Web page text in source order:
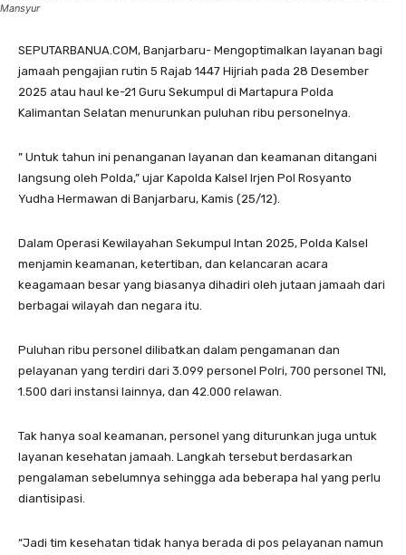
Mansyur
SEPUTARBANUA.COM, Banjarbaru- Mengoptimalkan layanan bagi
jamaah pengajian rutin 5 Rajab 1447 Hijriah pada 28 Desember
2025 atau haul ke-21 Guru Sekumpul di Martapura Polda
Kalimantan Selatan menurunkan puluhan ribu personelnya.
” Untuk tahun ini penanganan layanan dan keamanan ditangani
langsung oleh Polda,” ujar Kapolda Kalsel Irjen Pol Rosyanto
Yudha Hermawan di Banjarbaru, Kamis (25/12).
Dalam Operasi Kewilayahan Sekumpul Intan 2025, Polda Kalsel
menjamin keamanan, ketertiban, dan kelancaran acara
keagamaan besar yang biasanya dihadiri oleh jutaan jamaah dari
berbagai wilayah dan negara itu.
Puluhan ribu personel dilibatkan dalam pengamanan dan
pelayanan yang terdiri dari 3.099 personel Polri, 700 personel TNI,
1.500 dari instansi lainnya, dan 42.000 relawan.
Tak hanya soal keamanan, personel yang diturunkan juga untuk
layanan kesehatan jamaah. Langkah tersebut berdasarkan
pengalaman sebelumnya sehingga ada beberapa hal yang perlu
diantisipasi.
“Jadi tim kesehatan tidak hanya berada di pos pelayanan namun